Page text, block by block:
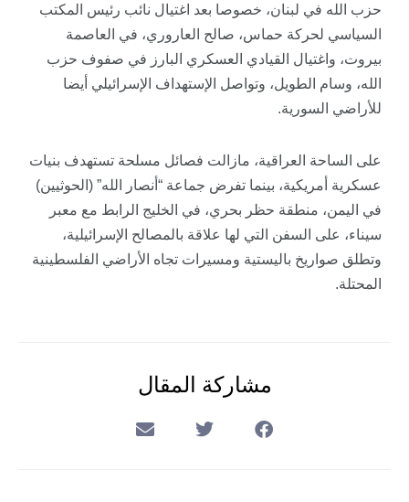
حزب الله في لبنان، خصوصا بعد اغتيال نائب رئيس المكتب
السياسي لحركة حماس، صالح العاروري، في العاصمة
بيروت، واغتيال القيادي العسكري البارز في صفوف حزب
الله، وسام الطويل، وتواصل الإستهداف الإسرائيلي أيضا
للأراضي السورية.
على الساحة العراقية، مازالت فصائل مسلحة تستهدف بنيات
عسكرية أمريكية، بينما تفرض جماعة “أنصار الله” (الحوثيين)
في اليمن، منطقة حظر بحري، في الخليج الرابط مع معبر
سيناء، على السفن التي لها علاقة بالمصالح الإسرائيلية،
وتطلق صواريخ باليستية ومسيرات تجاه الأراضي الفلسطينية
المحتلة.
مشاركة المقال